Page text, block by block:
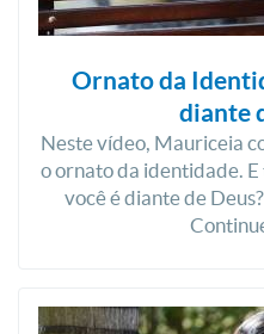
Ornato da
diante
Neste vídeo, Mauriceia
o ornato da identidade.
você é diante de